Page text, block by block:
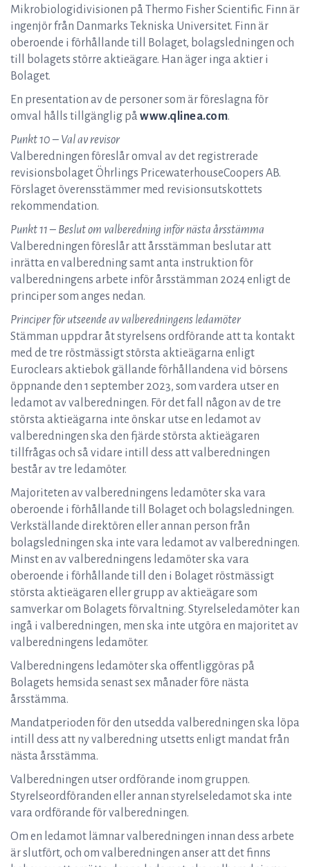
Mikrobiologidivisionen på Thermo Fisher Scientific. Finn är
ingenjör från Danmarks Tekniska Universitet. Finn är
oberoende i förhållande till Bolaget, bolagsledningen och
till bolagets större aktieägare. Han äger inga aktier i
Bolaget.
En presentation av de personer som är föreslagna för
omval hålls tillgänglig på www.qlinea.com.
Punkt 10 – Val av revisor
Valberedningen föreslår omval av det registrerade
revisionsbolaget Öhrlings PricewaterhouseCoopers AB.
Förslaget överensstämmer med revisionsutskottets
rekommendation.
Punkt 11 – Beslut om valberedning inför nästa årsstämma
Valberedningen föreslår att årsstämman beslutar att
inrätta en valberedning samt anta instruktion för
valberedningens arbete inför årsstämman 2024 enligt de
principer som anges nedan.
Principer för utseende av valberedningens ledamöter
Stämman uppdrar åt styrelsens ordförande att ta kontakt
med de tre röstmässigt största aktieägarna enligt
Euroclears aktiebok gällande förhållandena vid börsens
öppnande den 1 september 2023, som vardera utser en
ledamot av valberedningen. För det fall någon av de tre
största aktieägarna inte önskar utse en ledamot av
valberedningen ska den fjärde största aktieägaren
tillfrågas och så vidare intill dess att valberedningen
består av tre ledamöter.
Majoriteten av valberedningens ledamöter ska vara
oberoende i förhållande till Bolaget och bolagsledningen.
Verkställande direktören eller annan person från
bolagsledningen ska inte vara ledamot av valberedningen.
Minst en av valberedningens ledamöter ska vara
oberoende i förhållande till den i Bolaget röstmässigt
största aktieägaren eller grupp av aktieägare som
samverkar om Bolagets förvaltning. Styrelseledamöter kan
ingå i valberedningen, men ska inte utgöra en majoritet av
valberedningens ledamöter.
Valberedningens ledamöter ska offentliggöras på
Bolagets hemsida senast sex månader före nästa
årsstämma.
Mandatperioden för den utsedda valberedningen ska löpa
intill dess att ny valberedning utsetts enligt mandat från
nästa årsstämma.
Valberedningen utser ordförande inom gruppen.
Styrelseordföranden eller annan styrelseledamot ska inte
vara ordförande för valberedningen.
Om en ledamot lämnar valberedningen innan dess arbete
är slutfört, och om valberedningen anser att det finns